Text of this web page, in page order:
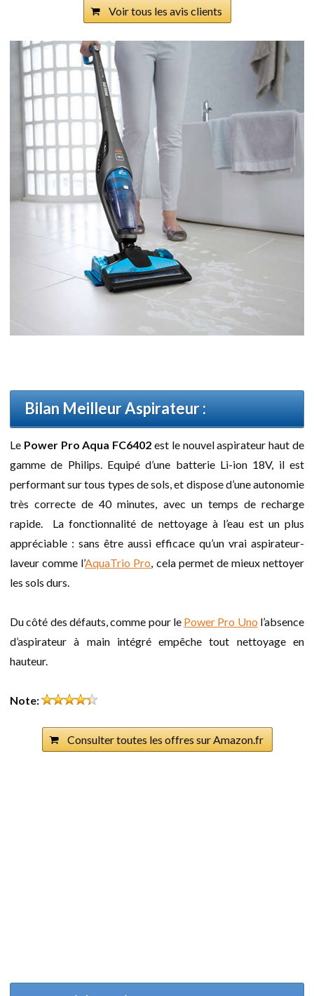
Voir tous les avis clients
Bilan Meilleur Aspirateur :
Le Power Pro Aqua FC6402 est le nouvel aspirateur haut de
gamme de Philips. Equipé d’une batterie Li-ion 18V, il est
performant sur tous types de sols, et dispose d’une autonomie
très correcte de 40 minutes, avec un temps de recharge
rapide. La fonctionnalité de nettoyage à l’eau est un plus
appréciable : sans être aussi efficace qu’un vrai aspirateur-
laveur comme l’AquaTrio Pro, cela permet de mieux nettoyer
les sols durs.
Du côté des défauts, comme pour le Power Pro Uno l’absence
d’aspirateur à main intégré empêche tout nettoyage en
hauteur.
Note:
Consulter toutes les offres sur Amazon.fr